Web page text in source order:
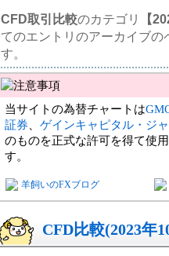
CFD取引比較のカテゴリ
【
てのエントリのアーカイブ
す。
当サイトの為替チャートは
証券
ゲインキャピタル・ジ
のものを正式な許可を得て使
す。
羊飼いのFXブログ
CFD比較(2023年